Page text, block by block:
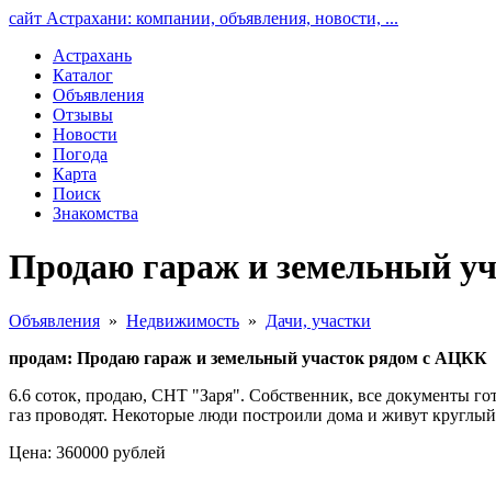
сайт Астрахани: компании, объявления, новости, ...
Астрахань
Каталог
Объявления
Отзывы
Новости
Погода
Карта
Поиск
Знакомства
Продаю гараж и земельный
Объявления » Недвижимость » Дачи, участки
продам: Продаю гараж и земельный участок рядом с АЦКК
6.6 соток, продаю, СНТ "Заря". Собственник, все документы
газ проводят. Некоторые люди построили дома и живут
Цена: 360000 рублей